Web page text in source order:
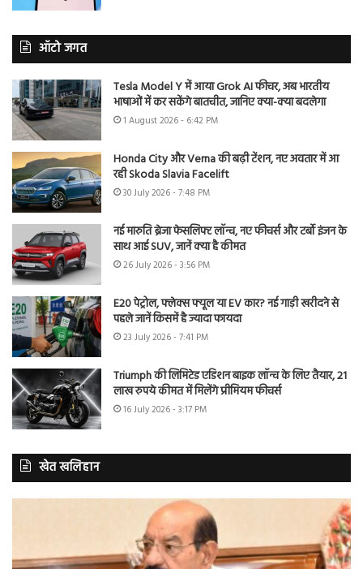
ऑटो जगत
Tesla Model Y में आया Grok AI फीचर, अब भारतीय
भाषाओं में कर सकेंगे बातचीत, जानिए क्या-क्या बदलेगा
1 August 2026 - 6:42 PM
Honda City और Verna की बढ़ी टेंशन, नए अवतार में आ
रही Skoda Slavia Facelift
30 July 2026 - 7:48 PM
नई मारुति ब्रेजा फेसलिफ्ट लॉन्च, नए फीचर्स और टर्बो इंजन के
साथ आई SUV, जानें क्या है कीमत
26 July 2026 - 3:56 PM
E20 पेट्रोल, फ्लेक्स फ्यूल या EV कार? नई गाड़ी खरीदने से
पहले जानें किसमें है ज्यादा फायदा
23 July 2026 - 7:41 PM
Triumph की लिमिटेड एडिशन बाइक लॉन्च के लिए तैयार, 21
लाख रुपये कीमत में मिलेंगे प्रीमियम फीचर्स
16 July 2026 - 3:17 PM
खेत खलिहान